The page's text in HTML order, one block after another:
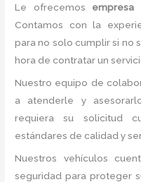
Le ofrecemos empresa
Contamos con la
para no solo cumplir si no
hora de contratar un
Nuestro equipo de
a atenderle y
requiera su solicitud
estándares de calidad y
Nuestros vehículos
seguridad para proteger